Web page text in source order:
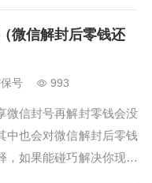
在开始吧！本文目录一
微信解封后零钱还
号 993
微信封号再解封零钱会没
中也会对微信解封后零钱
，如果能碰巧解决你现在